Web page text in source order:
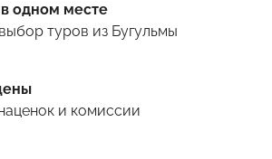
одном месте
туров из Бугульмы
и комиссии